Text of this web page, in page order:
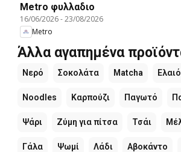
Metro φυλλαδιο
16/06/2026-23/08/2026
Metro
Άλλα αγαπημένα
Νερό Σοκολάτα Matcha
Noodles Καρπούζι Παγωτό
Ψάρι Ζύμη για πίτσα Τσάι
Γάλα Ψωμί Λάδι Αβοκάντο